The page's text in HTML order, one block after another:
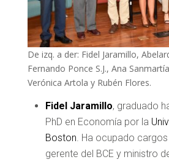
De izq. a der: Fidel Jaramillo,
Fernando Ponce S.J., Ana
Verónica Artola y Rubén Flores.
Fidel Jaramillo, graduado
PhD en Economía por la
Boston. Ha ocupado
gerente del BCE y ministro